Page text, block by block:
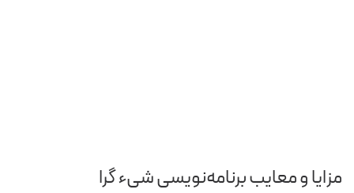
مزایا و معایب برنامه‌نویسی شیء گرا